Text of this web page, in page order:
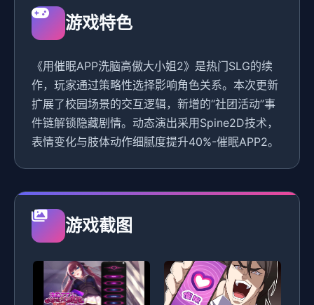
游戏特色
《用催眠APP洗脑高傲大小姐2》是热门SLG的续
作，玩家通过策略性选择影响角色关系。本次更新
扩展了校园场景的交互逻辑，新增的“社团活动”事
件链解锁隐藏剧情。动态演出采用Spine2D技术，
表情变化与肢体动作细腻度提升40%-催眠APP2。
游戏截图